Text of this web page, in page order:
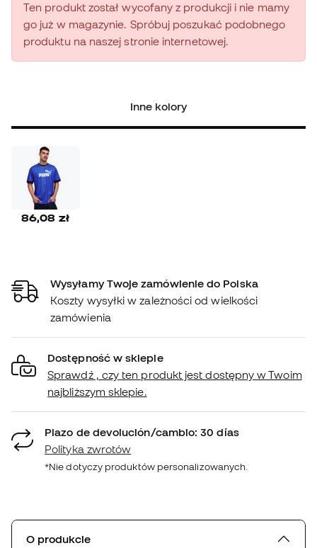
Ten produkt został wycofany z produkcji i nie mamy
go już w magazynie. Spróbuj poszukać podobnego
produktu na naszej stronie internetowej.
Inne kolory
86,08 zł
Wysyłamy Twoje zamówienie do Polska
Koszty wysyłki w zależności od wielkości
zamówienia
Dostępność w sklepie
Sprawdź , czy ten produkt jest dostępny w Twoim
najbliższym sklepie.
Plazo de devolución/cambio: 30 días
Polityka zwrotów
*Nie dotyczy produktów personalizowanych.
O produkcie